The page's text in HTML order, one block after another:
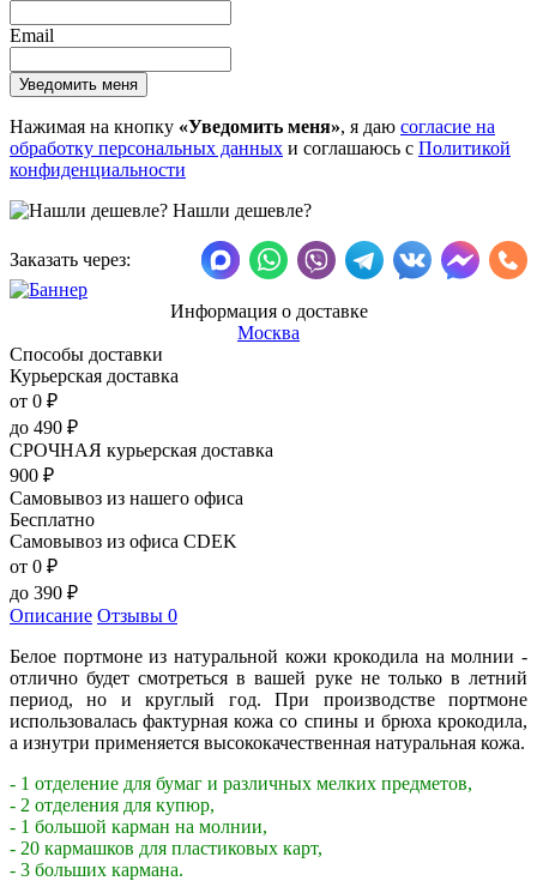
Email
Нажимая на кнопку «Уведомить меня», я даю согласие на
обработку персональных данных и соглашаюсь с Политикой
конфиденциальности
Нашли дешевле?
Заказать через:
Информация о доставке
Москва
Способы доставки
Курьерская доставка
от 0 ₽
до 490 ₽
СРОЧНАЯ курьерская доставка
900 ₽
Самовывоз из нашего офиса
Бесплатно
Самовывоз из офиса CDEK
от 0 ₽
до 390 ₽
Описание Отзывы 0
Белое портмоне из натуральной кожи крокодила на молнии -
отлично будет смотреться в вашей руке не только в летний
период, но и круглый год. При производстве портмоне
использовалась фактурная кожа со спины и брюха крокодила,
а изнутри применяется высококачественная натуральная кожа.
- 1 отделение для бумаг и различных мелких предметов,
- 2 отделения для купюр,
- 1 большой карман на молнии,
- 20 кармашков для пластиковых карт,
- 3 больших кармана.